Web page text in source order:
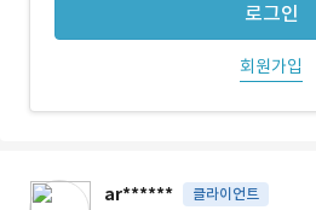
로그인
회원가입
ar****** 클라이언트